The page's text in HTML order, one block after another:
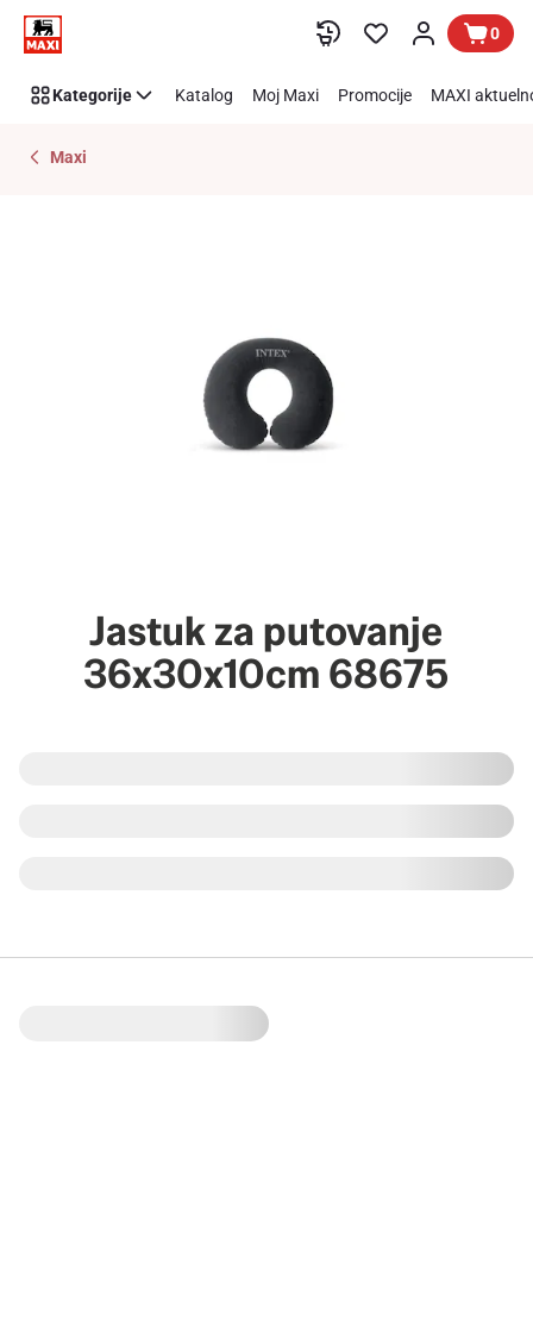
Preskoči link 0
Kategorije Katalog Moj Maxi Promocije MAXI
Maxi
Jastuk za putovanje
36x30x10cm 68675